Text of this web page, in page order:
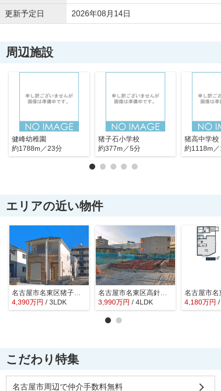
更新予定日 2026年08月14日
周辺施設
健峰幼稚園
約1788m／23分
猪子石小学校
約377m／5分
猪高中学校
約1118m
エリアの近い物件
名古屋市名東区猪子石２丁目913-3【仲介手数料無料】新築一戸建て B号棟
4,390万円 / 3LDK
名古屋市名東区高針原２丁目707【仲介手数料無料】新築一戸建て
3,990万円 / 4LDK 4,180万円
こだわり特集
名古屋市周辺で仲介手数料無料